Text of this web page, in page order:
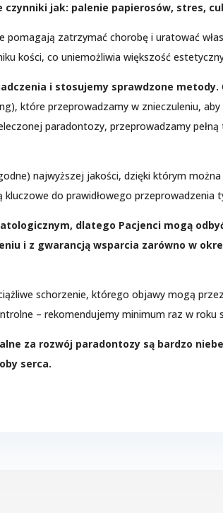
jak: palenie papierosów, stres,
zatrzymać chorobę i uratować
kości, co uniemożliwia większość
i stosujemy sprawdzone metody.
które przeprowadzamy w znieczuleniu,
paradontozy, przeprowadzamy
najwyższej jakości, dzięki którym
do prawidłowego przeprowadzenia
dlatego Pacjenci mogą
i z gwarancją wsparcia zarówno w
schorzenie, którego objawy mogą
– rekomendujemy minimum raz w
za rozwój paradontozy są bardzo
serca.